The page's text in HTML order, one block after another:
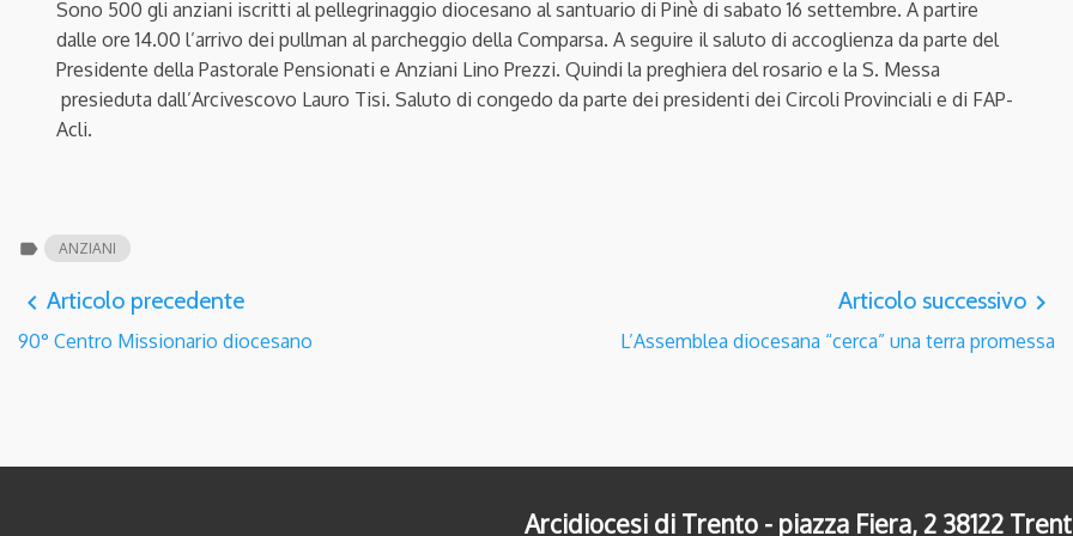
Sono 500 gli anziani iscritti al pellegrinaggio diocesano al santuario di Pinè di sabato 16 settembre. A partire
dalle ore 14.00 l’arrivo dei pullman al parcheggio della Comparsa. A seguire il saluto di accoglienza da parte del
Presidente della Pastorale Pensionati e Anziani Lino Prezzi. Quindi la preghiera del rosario e la S. Messa
presieduta dall’Arcivescovo Lauro Tisi. Saluto di congedo da parte dei presidenti dei Circoli Provinciali e di FAP-
Acli.
label ANZIANI
navigate_before Articolo precedente
90° Centro Missionario diocesano
Articolo successivo navigate_next
L’Assemblea diocesana “cerca” una terra promessa
Arcidiocesi di Trento - piazza Fiera, 2 38122